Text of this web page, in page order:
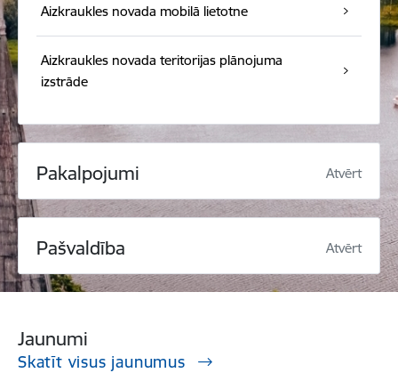
Aizkraukles novada mobilā lietotne
Aizkraukles novada teritorijas plānojuma
izstrāde
Pakalpojumi Atvērt
Pašvaldība Atvērt
Jaunumi
Skatīt visus jaunumus